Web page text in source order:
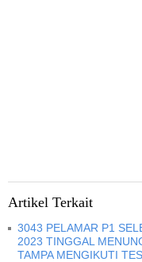
Artikel Terkait
3043 PELAMAR P1
2023 TINGGAL
TAMPA MENGIKUTI TES